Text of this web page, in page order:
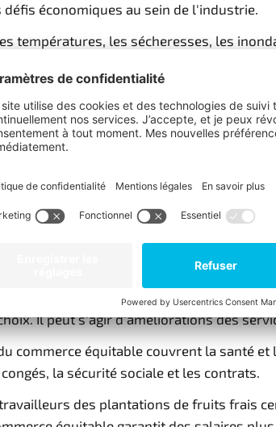
économiques au sein de l'industrie.
températures, les sécheresses, les
font que les producteurs de fruits
de subsistance équitables et
Fairtrade ?
un revenu équitable, mais en
frais Fairtrade reçoivent un prix
d'avocats biologiques certifiés
du prix de vente, la prime du
Il peut s'agir d'améliorations des
commerce équitable couvrent la santé
la sécurité sociale et les contrats.
des plantations de fruits frais